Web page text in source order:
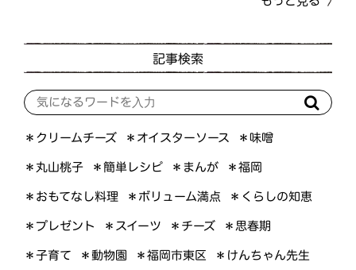
記事検索
＊クリームチーズ ＊オイスターソース ＊味噌
＊丸山桃子 ＊簡単レシピ ＊まんが ＊福岡
＊おもてなし料理 ＊ボリューム満点 ＊くらしの知恵
＊プレゼント ＊スイーツ ＊チーズ ＊思春期
＊子育て ＊動物園 ＊福岡市東区 ＊けんちゃん先生